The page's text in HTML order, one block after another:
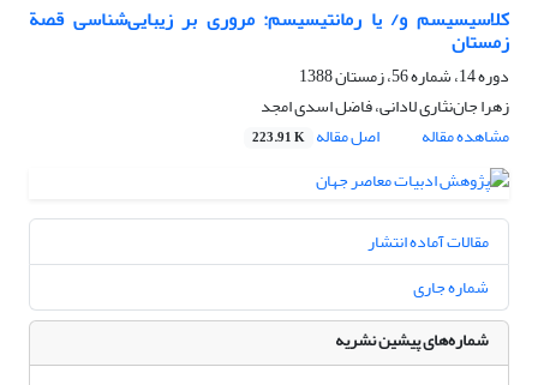
کلاسیسیسم و/ یا رمانتیسیسم: مروری بر زیبایی‌شناسی قصة
زمستان
دوره 14، شماره 56، زمستان 1388
زهرا جان‌نثاری لادانی، فاضل اسدی امجد
مشاهده مقاله
اصل مقاله 223.91 K
مقالات آماده انتشار
شماره جاری
شماره‌های پیشین نشریه